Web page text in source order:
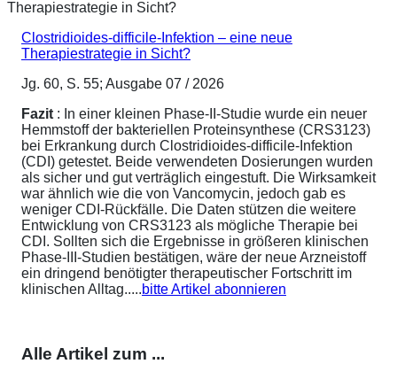
Clostridioides-difficile-Infektion – eine neue
Therapiestrategie in Sicht?
Jg. 60, S. 55; Ausgabe 07 / 2026
Fazit : In einer kleinen Phase-II-Studie wurde ein neuer
Hemmstoff der bakteriellen Proteinsynthese (CRS3123)
bei Erkrankung durch Clostridioides-difficile-Infektion
(CDI) getestet. Beide verwendeten Dosierungen wurden
als sicher und gut verträglich eingestuft. Die Wirksamkeit
war ähnlich wie die von Vancomycin, jedoch gab es
weniger CDI-Rückfälle. Die Daten stützen die weitere
Entwicklung von CRS3123 als mögliche Therapie bei
CDI. Sollten sich die Ergebnisse in größeren klinischen
Phase-III-Studien bestätigen, wäre der neue Arzneistoff
ein dringend benötigter therapeutischer Fortschritt im
klinischen Alltag.....bitte Artikel abonnieren
Alle Artikel zum ...